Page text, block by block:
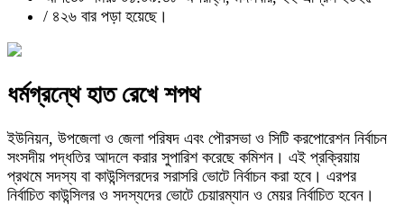
/ ৪২৬ বার পড়া হয়েছে।
ধর্মগ্রন্থে হাত রেখে শপথ
ইউনিয়ন, উপজেলা ও জেলা পরিষদ এবং পৌরসভা ও সিটি করপোরেশন নির্বাচন
সংসদীয় পদ্ধতির আদলে করার সুপারিশ করেছে কমিশন। এই প্রক্রিয়ায়
প্রথমে সদস্য বা কাউন্সিলরদের সরাসরি ভোটে নির্বাচন করা হবে। এরপর
নির্বাচিত কাউন্সিলর ও সদস্যদের ভোটে চেয়ারম্যান ও মেয়র নির্বাচিত হবেন।